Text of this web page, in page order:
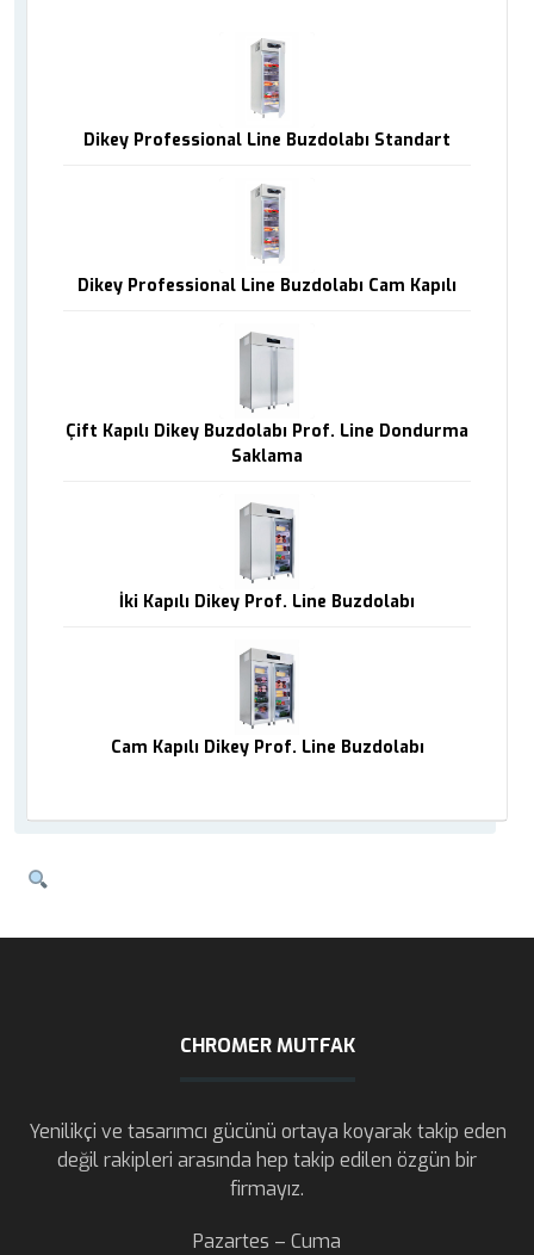
Dikey Professional Line Buzdolabı Standart
Dikey Professional Line Buzdolabı Cam Kapılı
Çift Kapılı Dikey Buzdolabı Prof. Line Dondurma
Saklama
İki Kapılı Dikey Prof. Line Buzdolabı
Cam Kapılı Dikey Prof. Line Buzdolabı
CHROMER MUTFAK
Yenilikçi ve tasarımcı gücünü ortaya koyarak takip eden
değil rakipleri arasında hep takip edilen özgün bir
firmayız.
Pazartes – Cuma